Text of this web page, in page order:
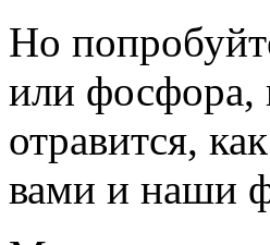
Но
или фосфора,
отравится,
вами и наши